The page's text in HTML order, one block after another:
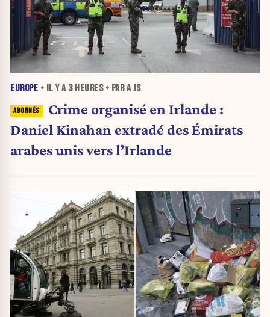
EUROPE • IL Y A 3 HEURES• PAR A JS
Crime organisé en Irlande :
Daniel Kinahan extradé des Émirats
arabes unis vers l’Irlande